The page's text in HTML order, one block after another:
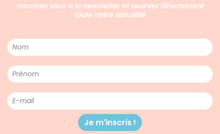
Inscrivez vous à la newsletter et recevez directement
toute notre actualité